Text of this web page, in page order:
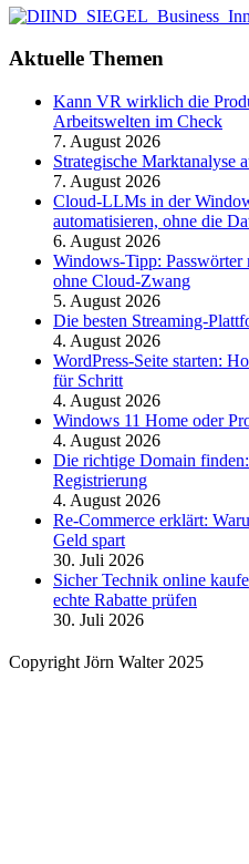
Aktuelle Themen
Kann VR wirklich die
Arbeitswelten im Check
7. August 2026
Strategische Marktanalyse
7. August 2026
Cloud-LLMs in der
automatisieren, ohne die
6. August 2026
Windows-Tipp:
ohne Cloud-Zwang
5. August 2026
Die besten Streaming-
4. August 2026
WordPress-Seite starten:
für Schritt
4. August 2026
Windows 11 Home oder
4. August 2026
Die richtige Domain
Registrierung
4. August 2026
Re-Commerce erklärt:
Geld spart
30. Juli 2026
Sicher Technik online
echte Rabatte prüfen
30. Juli 2026
Copyright Jörn Walter 2025